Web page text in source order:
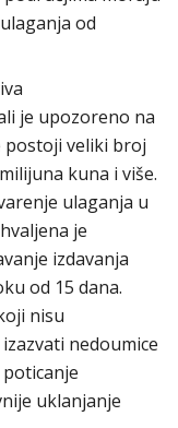
od
je upozoreno na
postoji veliki broj
kuna i više.
ulaganja u
je
izdavanja
od 15 dana.
nisu
nedoumice
uklanjanje